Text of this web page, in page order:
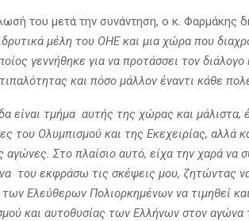
του μετά την συνάντηση, ο κ. Φαρμάκης
μέλη του ΟΗΕ και μια χώρα που
γεννήθηκε για να προτάσσει τον
και πόσο μάλλον έναντι κάθε
είναι τμήμα αυτής της χώρας και μάλιστα,
του Ολυμπισμού και της Εκεχειρίας, αλλά
αγώνες. Στο πλαίσιο αυτό, είχα την χαρά να
του εκφράσω τις σκέψεις μου, ζητώντας
Ελεύθερων Πολιορκημένων να τιμηθεί
και αυτοθυσίας των Ελλήνων στον αγώνα